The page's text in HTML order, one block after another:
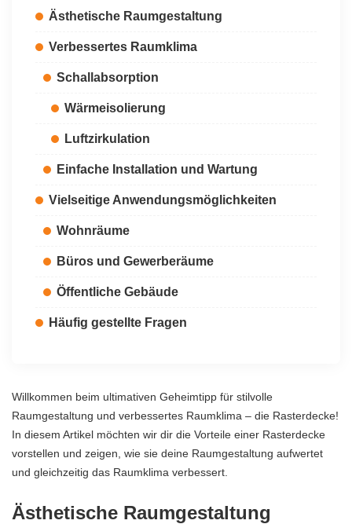
Ästhetische Raumgestaltung
Verbessertes Raumklima
Schallabsorption
Wärmeisolierung
Luftzirkulation
Einfache Installation und Wartung
Vielseitige Anwendungsmöglichkeiten
Wohnräume
Büros und Gewerberäume
Öffentliche Gebäude
Häufig gestellte Fragen
Willkommen beim ultimativen Geheimtipp für stilvolle
Raumgestaltung und verbessertes Raumklima – die Rasterdecke!
In diesem Artikel möchten wir dir die Vorteile einer Rasterdecke
vorstellen und zeigen, wie sie deine Raumgestaltung aufwertet
und gleichzeitig das Raumklima verbessert.
Ästhetische Raumgestaltung